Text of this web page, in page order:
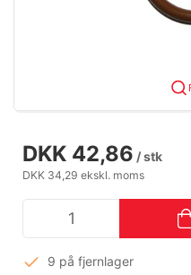
DKK 42,86 / stk
DKK 34,29 ekskl. moms
9 på fjernlager